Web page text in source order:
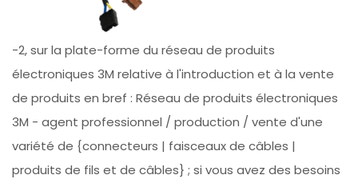
-2, sur la plate-forme du réseau de produits
électroniques 3M relative à l'introduction et à la vente
de produits en bref : Réseau de produits électroniques
3M - agent professionnel / production / vente d'une
variété de {connecteurs | faisceaux de câbles |
produits de fils et de câbles} ; si vous avez des besoins